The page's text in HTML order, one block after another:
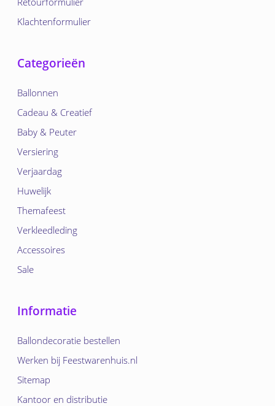
Klachtenformulier
Categorieën
Ballonnen
Cadeau & Creatief
Baby & Peuter
Versiering
Verjaardag
Huwelijk
Themafeest
Verkleedleding
Accessoires
Sale
Informatie
Ballondecoratie bestellen
Werken bij Feestwarenhuis.nl
Sitemap
Kantoor en distributie